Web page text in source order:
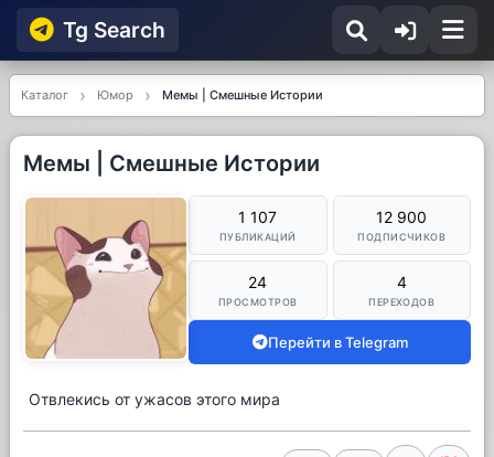
Tg Searсh
Каталог Юмор Мемы | Смешные Истории
Мемы | Смешные Истории
1 107
ПУБЛИКАЦИЙ
12 900
ПОДПИСЧИКОВ
24
ПРОСМОТРОВ
4
ПЕРЕХОДОВ
Перейти в Telegram
Отвлекись от ужасов этого мира